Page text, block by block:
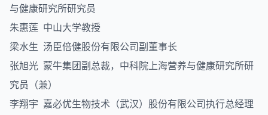
与健康研究所研究员
朱惠莲 中山大学教授
梁水生 汤臣倍健股份有限公司副董事长
张旭光 蒙牛集团副总裁，中科院上海营养与健康研究所研
究员（兼）
李翔宇 嘉必优生物技术（武汉）股份有限公司执行总经理